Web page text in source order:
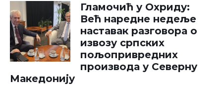
Гламочић у Охриду:
Већ наредне недеље
наставак разговора о
извозу српских
пољопривредних
производа у Северну
Македонију